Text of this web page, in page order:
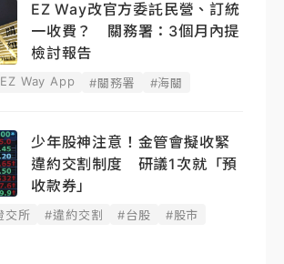
EZ Way改官方委託民營、訂統
一收費？ 關務署：3個月內提
檢討報告
Way App #關務署 #海關
少年股神注意！金管會擬收緊
違約交割制度 研議1次就「預
收款券」
交所 #違約交割 #台股 #股市